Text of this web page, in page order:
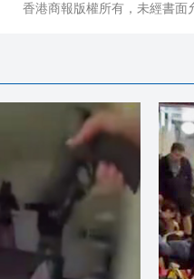
香港商報版權所有，未經書面